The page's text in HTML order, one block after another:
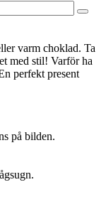
varm choklad. Ta
med stil! Varför ha
perfekt present
på bilden.